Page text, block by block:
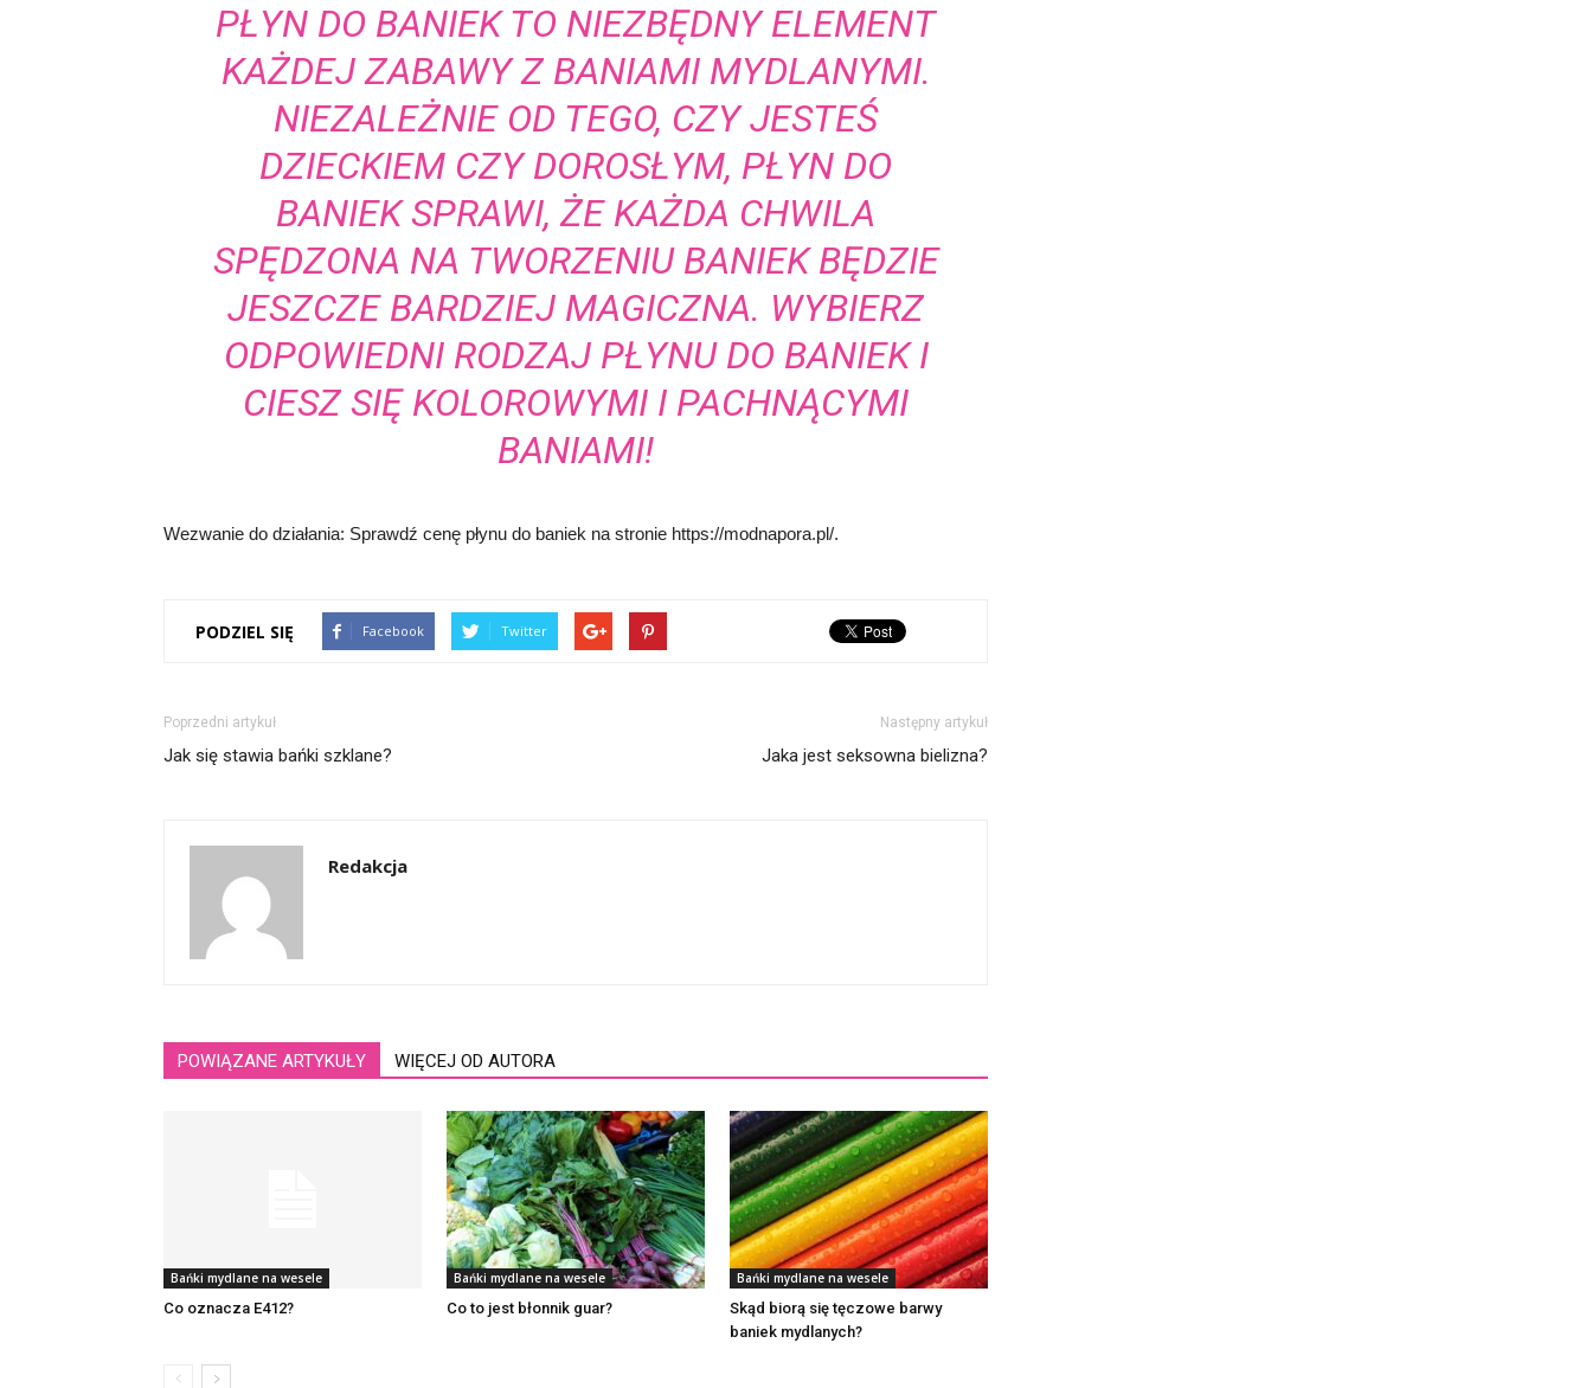
PŁYN DO BANIEK TO NIEZBĘDNY ELEMENT
KAŻDEJ ZABAWY Z BANIAMI MYDLANYMI.
NIEZALEŻNIE OD TEGO, CZY JESTEŚ
DZIECKIEM CZY DOROSŁYM, PŁYN DO
BANIEK SPRAWI, ŻE KAŻDA CHWILA
SPĘDZONA NA TWORZENIU BANIEK BĘDZIE
JESZCZE BARDZIEJ MAGICZNA. WYBIERZ
ODPOWIEDNI RODZAJ PŁYNU DO BANIEK I
CIESZ SIĘ KOLOROWYMI I PACHNĄCYMI
BANIAMI!
Wezwanie do działania: Sprawdź cenę płynu do baniek na stronie https://modnapora.pl/.
PODZIEL SIĘ Facebook Twitter
Poprzedni artykuł
Jak się stawia bańki szklane?
Następny artykuł
Jaka jest seksowna bielizna?
Redakcja
POWIĄZANE ARTYKUŁY WIĘCEJ OD AUTORA
Bańki mydlane na wesele
Co oznacza E412?
Bańki mydlane na wesele
Co to jest błonnik guar?
Bańki mydlane na wesele
Skąd biorą się tęczowe barwy
baniek mydlanych?